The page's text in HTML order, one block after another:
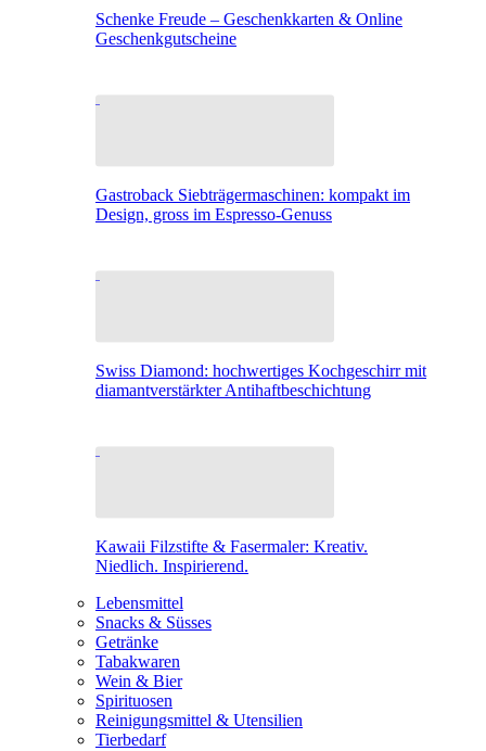
Schenke Freude – Geschenkkarten & Online
Geschenkgutscheine
Gastroback Siebträgermaschinen: kompakt im
Design, gross im Espresso-Genuss
Swiss Diamond: hochwertiges Kochgeschirr mit
diamantverstärkter Antihaftbeschichtung
Kawaii Filzstifte & Fasermaler: Kreativ.
Niedlich. Inspirierend.
Lebensmittel
Snacks & Süsses
Getränke
Tabakwaren
Wein & Bier
Spirituosen
Reinigungsmittel & Utensilien
Tierbedarf